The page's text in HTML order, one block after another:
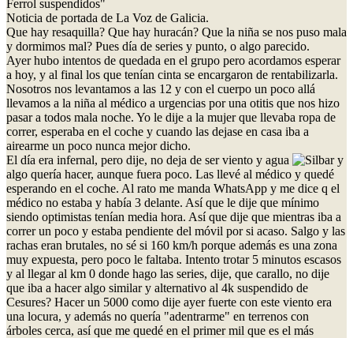
Ferrol suspendidos"
Noticia de portada de La Voz de Galicia.
Que hay resaquilla? Que hay huracán? Que la niña se nos puso mala
y dormimos mal? Pues día de series y punto, o algo parecido.
Ayer hubo intentos de quedada en el grupo pero acordamos esperar
a hoy, y al final los que tenían cinta se encargaron de rentabilizarla.
Nosotros nos levantamos a las 12 y con el cuerpo un poco allá
llevamos a la niña al médico a urgencias por una otitis que nos hizo
pasar a todos mala noche. Yo le dije a la mujer que llevaba ropa de
correr, esperaba en el coche y cuando las dejase en casa iba a
airearme un poco nunca mejor dicho.
El día era infernal, pero dije, no deja de ser viento y agua
y
algo quería hacer, aunque fuera poco. Las llevé al médico y quedé
esperando en el coche. Al rato me manda WhatsApp y me dice q el
médico no estaba y había 3 delante. Así que le dije que mínimo
siendo optimistas tenían media hora. Así que dije que mientras iba a
correr un poco y estaba pendiente del móvil por si acaso. Salgo y las
rachas eran brutales, no sé si 160 km/h porque además es una zona
muy expuesta, pero poco le faltaba. Intento trotar 5 minutos escasos
y al llegar al km 0 donde hago las series, dije, que carallo, no dije
que iba a hacer algo similar y alternativo al 4k suspendido de
Cesures? Hacer un 5000 como dije ayer fuerte con este viento era
una locura, y además no quería "adentrarme" en terrenos con
árboles cerca, así que me quedé en el primer mil que es el más